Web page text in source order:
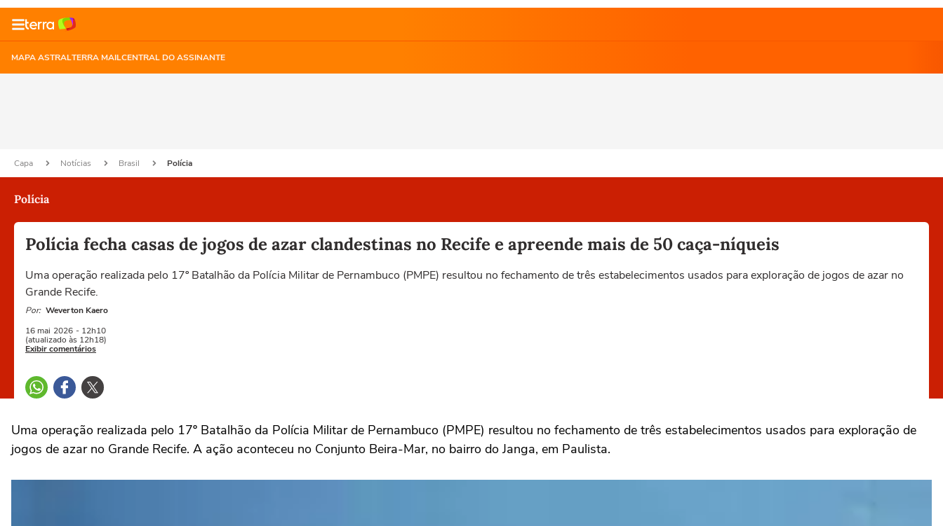
MAPA ASTRALTERRA MAILCENTRAL DO ASSINANTE
Capa Notícias Brasil Polícia
Polícia
Polícia fecha casas de jogos de azar clandestinas no Recife e apreende mais de 50 caça-níqueis
Uma operação realizada pelo 17º Batalhão da Polícia Militar de Pernambuco (PMPE) resultou no fechamento de três estabelecimentos usados para exploração de jogos de azar no
Grande Recife.
Por: Weverton Kaero
16 mai 2026 - 12h10
(atualizado às 12h18)
Exibir comentários
Uma operação realizada pelo 17º Batalhão da Polícia Militar de Pernambuco (PMPE) resultou no fechamento de três estabelecimentos usados para exploração de
jogos de azar no Grande Recife. A ação aconteceu no Conjunto Beira-Mar, no bairro do Janga, em Paulista.